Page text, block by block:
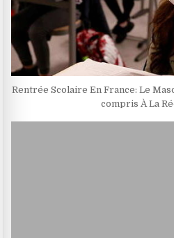
Rentrée Scolaire En France: Le
compris À La